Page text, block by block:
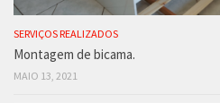
SERVIÇOS REALIZADOS
Montagem de bicama.
MAIO 13, 2021